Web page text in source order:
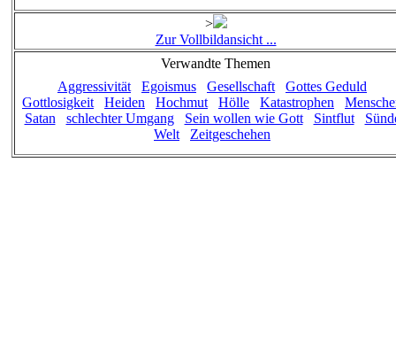
>
Zur Vollbildansicht ...
Verwandte Themen
Aggressivität
Egoismus Gesellschaft
Gottes Geduld
Gottlosigkeit
Heiden Hochmut Hölle Katastrophen
Satan
schlechter Umgang Sein wollen wie Gott Sintflut
Welt
Zeitgeschehen